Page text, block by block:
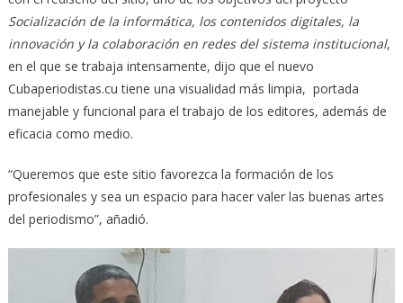
Socialización de la informática, los contenidos digitales, la
innovación y la colaboración en redes del sistema institucional,
en el que se trabaja intensamente, dijo que el nuevo
Cubaperiodistas.cu tiene una visualidad más limpia, portada
manejable y funcional para el trabajo de los editores, además de
eficacia como medio.
“Queremos que este sitio favorezca la formación de los
profesionales y sea un espacio para hacer valer las buenas artes
del periodismo”, añadió.